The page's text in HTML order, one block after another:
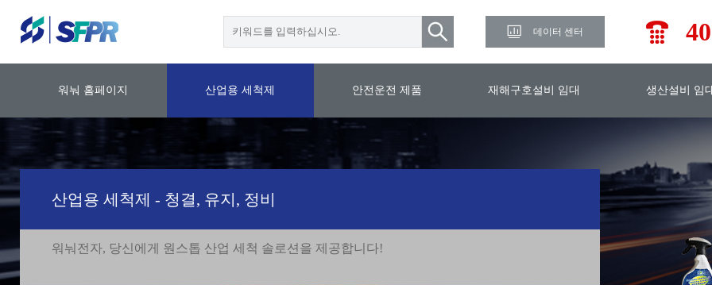
데이터 센터
워눠 홈페이지 산업용 세척제 안전운전 제품 재해구호설비 임대 생산설비 임
산업용 세척제 - 청결, 유지, 정비
워눠전자, 당신에게 원스톱 산업 세척 솔로션을 제공합니다!